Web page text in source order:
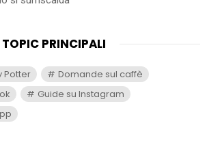
TOPIC PRINCIPALI
Potter
Domande sul caffè
Guide su Instagram